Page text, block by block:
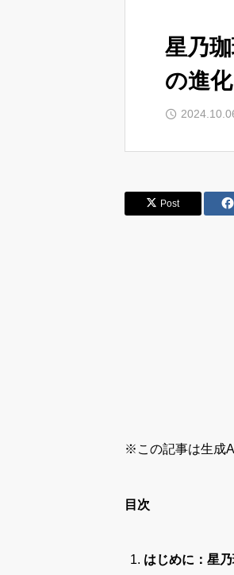
星乃
の進
Post
※この記事は生成
目次
はじめに：星